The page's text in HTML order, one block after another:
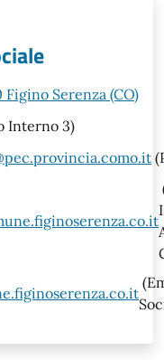
Figino Serenza (CO)
Interno 3)